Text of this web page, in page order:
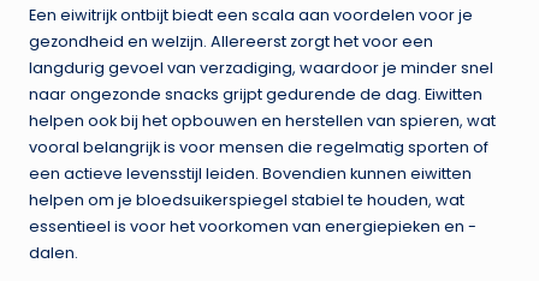
Een eiwitrijk ontbijt biedt een scala aan voordelen voor je
gezondheid en welzijn. Allereerst zorgt het voor een
langdurig gevoel van verzadiging, waardoor je minder snel
naar ongezonde snacks grijpt gedurende de dag. Eiwitten
helpen ook bij het opbouwen en herstellen van spieren, wat
vooral belangrijk is voor mensen die regelmatig sporten of
een actieve levensstijl leiden. Bovendien kunnen eiwitten
helpen om je bloedsuikerspiegel stabiel te houden, wat
essentieel is voor het voorkomen van energiepieken en -
dalen.